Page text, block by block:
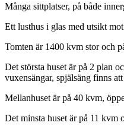
Många sittplatser, på både
Ett lusthus i glas med utsikt
Tomten är 1400 kvm stor och
Det största huset är på 2 plan
vuxensängar, spjälsäng finns
Mellanhuset är på 40 kvm,
Det minsta huset är på 11 kvm